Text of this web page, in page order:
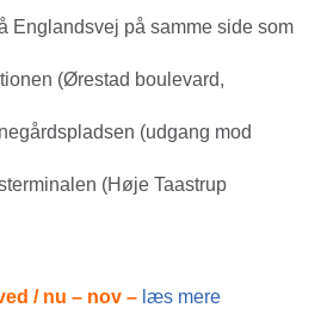
Englandsvej på samme side som
(Ørestad boulevard,
(udgang mod
(Høje Taastrup
/ nu – nov – læs mere